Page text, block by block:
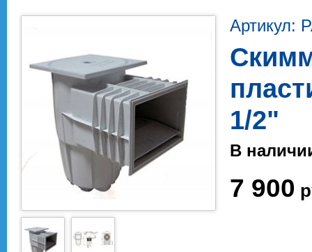
Артикул:
1/2"
В
7 900